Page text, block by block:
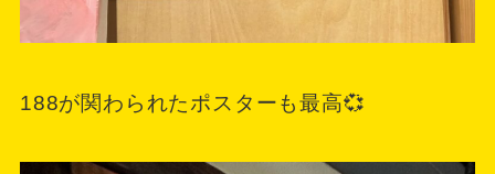
188が関わられたポスターも最高💞